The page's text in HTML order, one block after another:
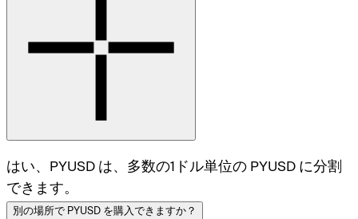
はい、PYUSD は、多数の1ドル単位の PYUSD に分割
できます。
別の場所で PYUSD を購入できますか？